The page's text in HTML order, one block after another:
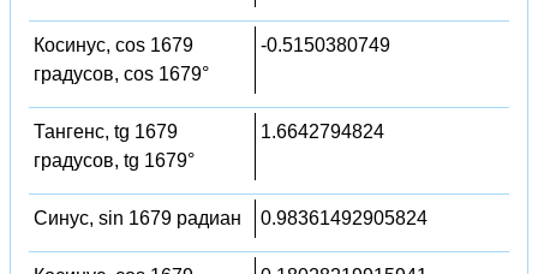
Косинус, cos 1679
градусов, cos 1679°
-0.5150380749
Тангенс, tg 1679
градусов, tg 1679°
1.6642794824
Синус, sin 1679 радиан 0.98361492905824